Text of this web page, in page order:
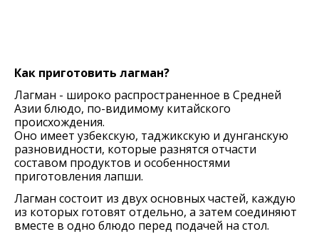
Как приготовить лагман?
Лагман - широко распространенное в Средней
Азии блюдо, по-видимому китайского
происхождения.
Оно имеет узбекскую, таджикскую и дунганскую
разновидности, которые разнятся отчасти
составом продуктов и особенностями
приготовления лапши.
Лагман состоит из двух основных частей, каждую
из которых готовят отдельно, а затем соединяют
вместе в одно блюдо перед подачей на стол.